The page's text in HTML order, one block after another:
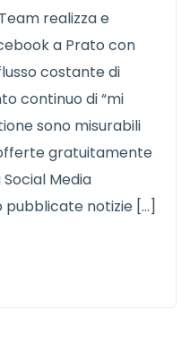
realizza e
a Prato con
costante di
continuo di “mi
sono misurabili
gratuitamente
Media
pubblicate notizie […]